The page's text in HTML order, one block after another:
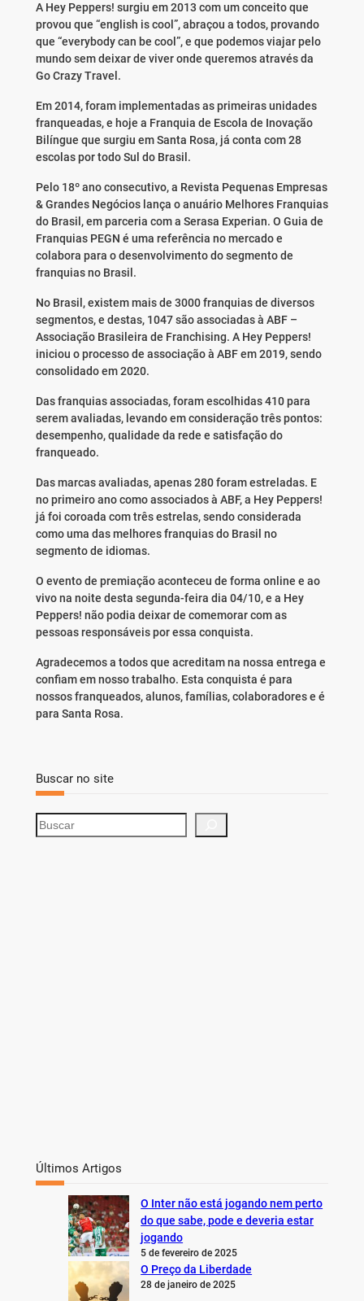
A Hey Peppers! surgiu em 2013 com um conceito que
provou que “english is cool”, abraçou a todos, provando
que “everybody can be cool”, e que podemos viajar pelo
mundo sem deixar de viver onde queremos através da
Go Crazy Travel.
Em 2014, foram implementadas as primeiras unidades
franqueadas, e hoje a Franquia de Escola de Inovação
Bilíngue que surgiu em Santa Rosa, já conta com 28
escolas por todo Sul do Brasil.
Pelo 18º ano consecutivo, a Revista Pequenas Empresas
& Grandes Negócios lança o anuário Melhores Franquias
do Brasil, em parceria com a Serasa Experian. O Guia de
Franquias PEGN é uma referência no mercado e
colabora para o desenvolvimento do segmento de
franquias no Brasil.
No Brasil, existem mais de 3000 franquias de diversos
segmentos, e destas, 1047 são associadas à ABF –
Associação Brasileira de Franchising. A Hey Peppers!
iniciou o processo de associação à ABF em 2019, sendo
consolidado em 2020.
Das franquias associadas, foram escolhidas 410 para
serem avaliadas, levando em consideração três pontos:
desempenho, qualidade da rede e satisfação do
franqueado.
Das marcas avaliadas, apenas 280 foram estreladas. E
no primeiro ano como associados à ABF, a Hey Peppers!
já foi coroada com três estrelas, sendo considerada
como uma das melhores franquias do Brasil no
segmento de idiomas.
O evento de premiação aconteceu de forma online e ao
vivo na noite desta segunda-feira dia 04/10, e a Hey
Peppers! não podia deixar de comemorar com as
pessoas responsáveis por essa conquista.
Agradecemos a todos que acreditam na nossa entrega e
confiam em nosso trabalho. Esta conquista é para
nossos franqueados, alunos, famílias, colaboradores e é
para Santa Rosa.
Buscar no site
S
e
Últimos Artigos
O Inter não está jogando nem perto
do que sabe, pode e deveria estar
jogando
5 de fevereiro de 2025
O Preço da Liberdade
28 de janeiro de 2025